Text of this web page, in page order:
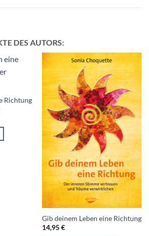
DES AUTORS:
Richtung
Gib deinem Leben eine Richtung
14,95€